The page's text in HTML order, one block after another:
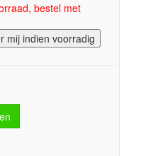
bestel met
mij indien voorradig